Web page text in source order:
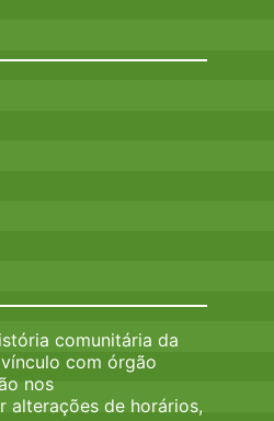
comunitária da
com órgão
nos
alterações de horários,